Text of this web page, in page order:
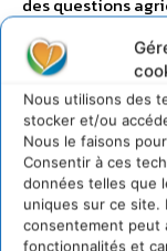
Nous utilisons des
stocker et/ou
Nous le faisons
Consentir à ces
données telles que
uniques sur ce site.
consentement peut
fonctionnalités et
fondamentale,
de précaution et
néonicotinoïdes,
survie de 80% des
la pollinisation par
pour prendre le
de contribuer à
l’objectif que la
réduire de moitié